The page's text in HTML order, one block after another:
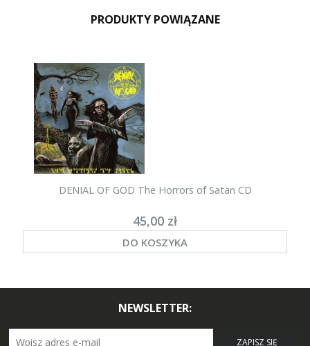
PRODUKTY POWIĄZANE
DENIAL OF GOD The Horrors of Satan CD
45,00 zł
DO KOSZYKA
NEWSLETTER:
ZAPISZ SIĘ